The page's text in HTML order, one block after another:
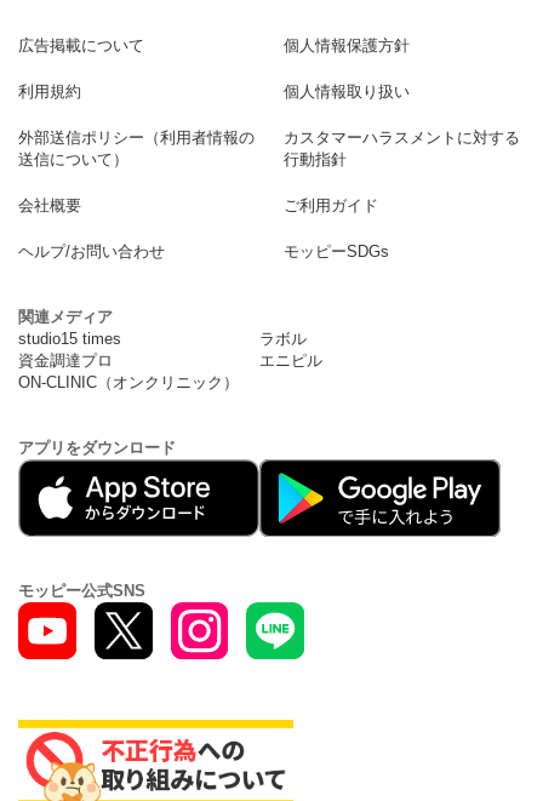
広告掲載について 個人情報保護方針
利用規約 個人情報取り扱い
外部送信ポリシー（利用者情報の
送信について）
カスタマーハラスメントに対する
行動指針
会社概要 ご利用ガイド
ヘルプ/お問い合わせ モッピーSDGs
関連メディア
studio15 times
ラボル
資金調達プロ
エニピル
ON-CLINIC（オンクリニック）
アプリをダウンロード
モッピー公式SNS